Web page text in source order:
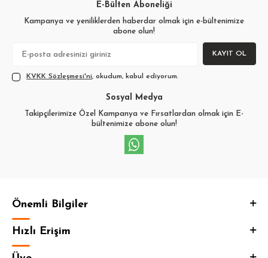
E-Bülten Aboneliği
Kampanya ve yeniliklerden haberdar olmak için e-bültenimize
abone olun!
KAYIT OL
KVKK Sözleşmesi'ni, okudum, kabul ediyorum.
Sosyal Medya
Takipçilerimize Özel Kampanya ve Fırsatlardan olmak için E-
bültenimize abone olun!
Önemli Bilgiler
Hızlı Erişim